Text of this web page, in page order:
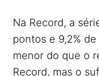
Na Record, a
pontos e 9,2%
menor do que o
Record, mas o